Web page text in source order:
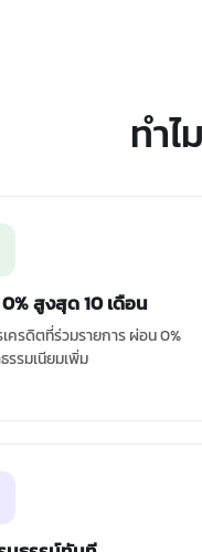
ทำ
สูงสุด 10 เดือน
ครดิตที่ร่วมรายการ ผ่อน 0%
รรมเนียมเพิ่ม